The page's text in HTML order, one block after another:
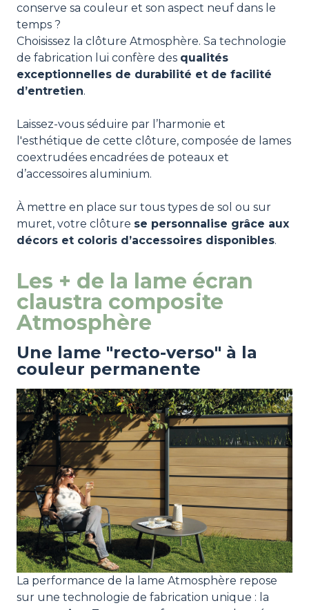
conserve sa couleur et son aspect neuf dans le
temps ?
Choisissez la clôture Atmosphère. Sa technologie
de fabrication lui confère des qualités
exceptionnelles de durabilité et de facilité
d’entretien.
Laissez-vous séduire par l’harmonie et
l'esthétique de cette clôture, composée de lames
coextrudées encadrées de poteaux et
d’accessoires aluminium.
À mettre en place sur tous types de sol ou sur
muret, votre clôture se personnalise grâce aux
décors et coloris d’accessoires disponibles.
Les + de la lame écran
claustra composite
Atmosphère
Une lame "recto-verso" à la
couleur permanente
La performance de la lame Atmosphère repose
sur une technologie de fabrication unique : la